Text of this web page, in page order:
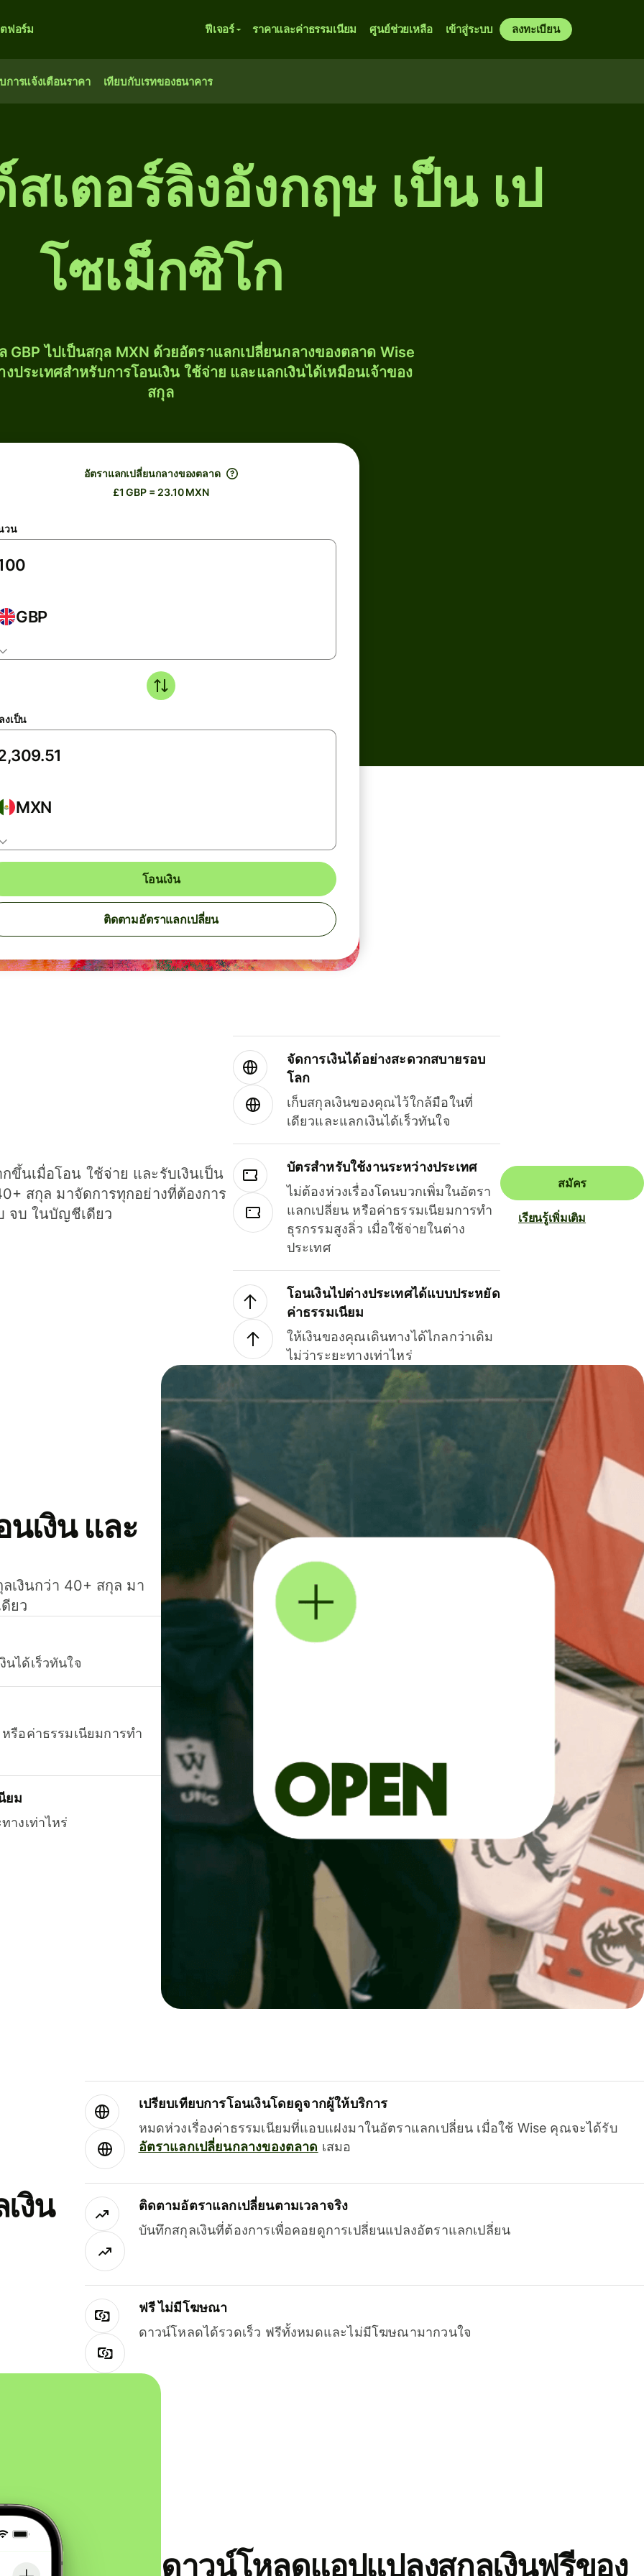
ฟอร์ม ฟีเจอร์ ราคาและค่าธรรมเนียม ศูนย์ช่วยเหลือ เข้าสู่ระบบ ลงทะเบียน
การแจ้งเตือนราคา เทียบกับเรทของธนาคาร
เตอร์ลิงอังกฤษ เป็น เป
โซเม็กซิโก
GBP ไปเป็นสกุล MXN ด้วยอัตราแลกเปลี่ยนกลางของตลาด Wise
ประเทศสำหรับการโอนเงิน ใช้จ่าย และแลกเงินได้เหมือนเจ้าของ
สกุล
อัตราแลกเปลี่ยนกลางของตลาด
£1 GBP = 23.10 MXN
วน
GBP
งเป็น
MXN
โอนเงิน
ติดตามอัตราแลกเปลี่ยน
ขึ้นเมื่อโอน ใช้จ่าย และรับเงินเป็น
สกุล มาจัดการทุกอย่างที่ต้องการ
จบ ในบัญชีเดียว
จัดการเงินได้อย่างสะดวกสบายรอบ
โลก
เก็บสกุลเงินของคุณไว้ใกล้มือในที่
เดียวและแลกเงินได้เร็วทันใจ
บัตรสำหรับใช้งานระหว่างประเทศ
ไม่ต้องห่วงเรื่องโดนบวกเพิ่มในอัตรา
แลกเปลี่ยน หรือค่าธรรมเนียมการทำ
ธุรกรรมสูงลิ่ว เมื่อใช้จ่ายในต่าง
ประเทศ
โอนเงินไปต่างประเทศได้แบบประหยัด
ค่าธรรมเนียม
ให้เงินของคุณเดินทางได้ไกลกว่าเดิม
ไม่ว่าระยะทางเท่าไหร่
สมัคร
เรียนรู้เพิ่มเติม
เงิน และ
เงินกว่า 40+ สกุล มา
ยว
นได้เร็วทันใจ
รือค่าธรรมเนียมการทำ
ยม
างเท่าไหร่
งิน
เปรียบเทียบการโอนเงินโดยดูจากผู้ให้บริการ
หมดห่วงเรื่องค่าธรรมเนียมที่แอบแฝงมาในอัตราแลกเปลี่ยน เมื่อใช้ Wise คุณจะได้รับ
อัตราแลกเปลี่ยนกลางของตลาด เสมอ
ติดตามอัตราแลกเปลี่ยนตามเวลาจริง
บันทึกสกุลเงินที่ต้องการเพื่อคอยดูการเปลี่ยนแปลงอัตราแลกเปลี่ยน
ฟรี ไม่มีโฆษณา
ดาวน์โหลดได้รวดเร็ว ฟรีทั้งหมดและไม่มีโฆษณามากวนใจ
ดาวน์โหลดแอปแปลงสกุลเงินฟรีของ